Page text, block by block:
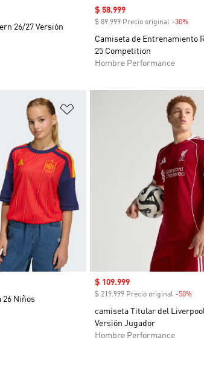
26/27 Versión
Precio de venta
$ 58.999
$ 89.999 Precio original -30%
Camiseta de Entrenamiento
25 Competition
Hombre Performance
Añadir a la lista de deseos
26 Niños
Precio de venta
$ 109.999
$ 219.999 Precio original -50%
camiseta Titular del
Versión Jugador
Hombre Performance